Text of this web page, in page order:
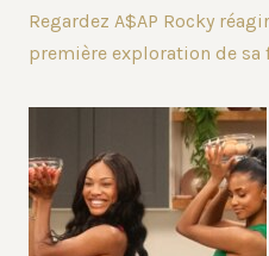
Regardez A$AP Rocky
première exploration de sa